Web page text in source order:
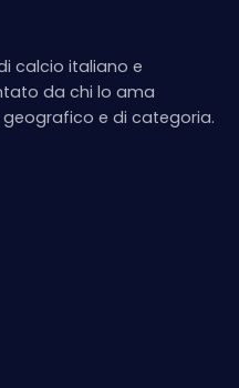
calcio italiano e
da chi lo ama
e di categoria.